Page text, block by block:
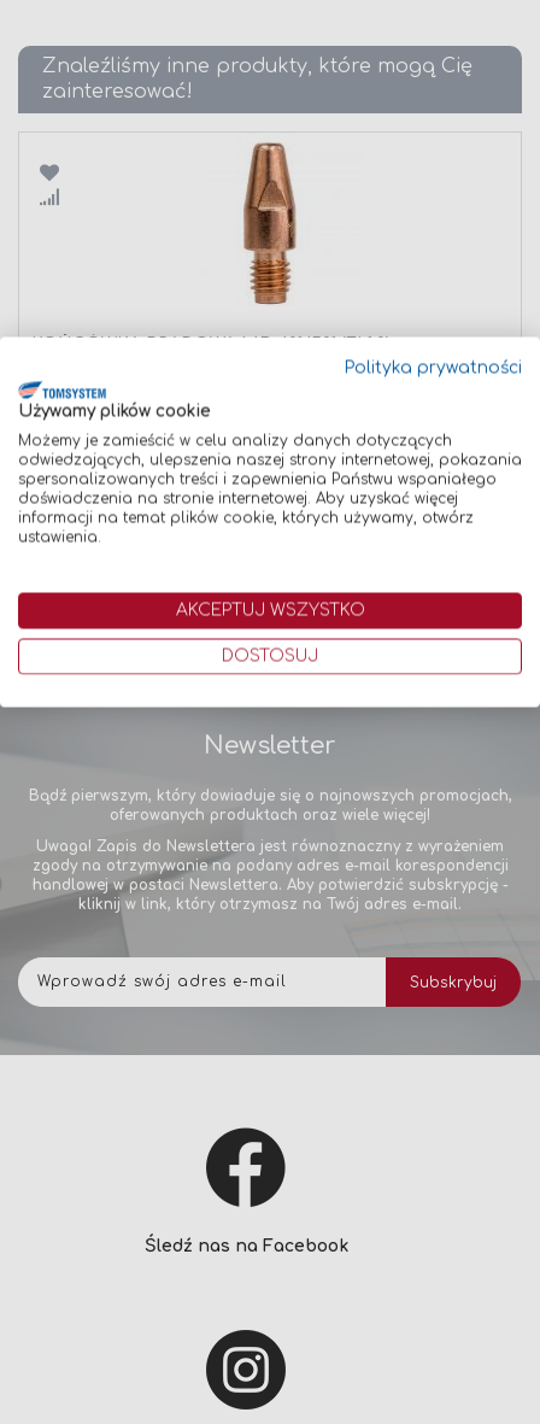
Znaleźliśmy inne produkty, które mogą Cię
zainteresować!
Porównaj
Dodaj do koszyka
Newsletter
Bądź pierwszym, który dowiaduje się o najnowszych promocjach,
oferowanych produktach oraz wiele więcej!
Uwaga! Zapis do Newslettera jest równoznaczny z wyrażeniem
zgody na otrzymywanie na podany adres e-mail korespondencji
handlowej w postaci Newslettera. Aby potwierdzić subskrypcję -
kliknij w link, który otrzymasz na Twój adres e-mail.
nasz
newsletter:
Subskrybuj
Śledź nas na Facebook
Polityka prywatności
Używamy plików cookie
Możemy je zamieścić w celu analizy danych dotyczących
odwiedzających, ulepszenia naszej strony internetowej, pokazania
spersonalizowanych treści i zapewnienia Państwu wspaniałego
doświadczenia na stronie internetowej. Aby uzyskać więcej
informacji na temat plików cookie, których używamy, otwórz
ustawienia.
AKCEPTUJ WSZYSTKO
DOSTOSUJ